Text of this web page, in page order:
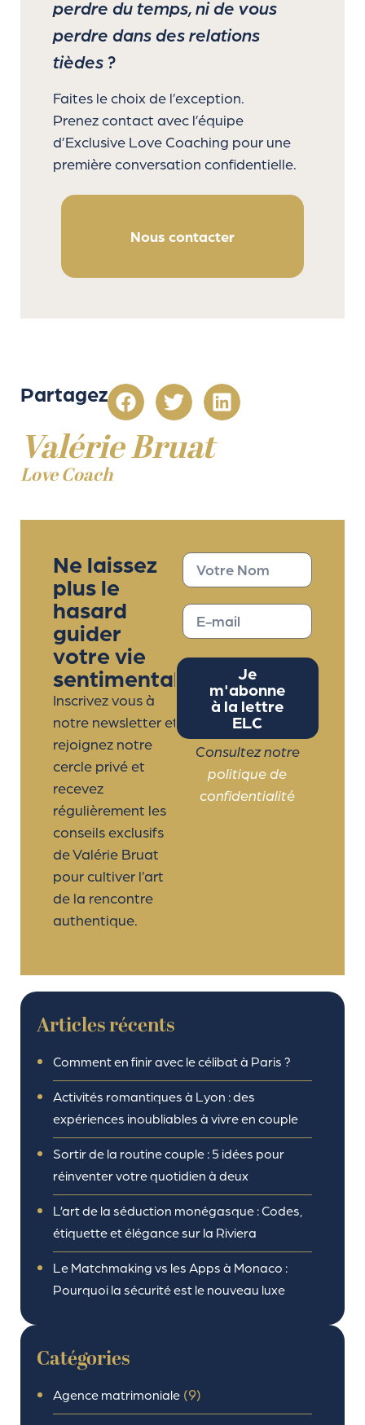
perdre du temps, ni de vous
perdre dans des relations
tièdes ?
Faites le choix de l’exception.
Prenez contact avec l’équipe
d’Exclusive Love Coaching pour une
première conversation confidentielle.
Nous contacter
Partagez
Valérie Bruat
Love Coach
Ne laissez
plus le
hasard
guider
votre vie
sentimentale
Inscrivez vous à
notre newsletter et
rejoignez notre
cercle privé et
recevez
régulièrement les
conseils exclusifs
de Valérie Bruat
pour cultiver l’art
de la rencontre
authentique.
Je
m'abonne
à la lettre
ELC
Consultez notre
politique de
confidentialité
Articles récents
Comment en finir avec le célibat à Paris ?
Activités romantiques à Lyon : des
expériences inoubliables à vivre en couple
Sortir de la routine couple : 5 idées pour
réinventer votre quotidien à deux
L’art de la séduction monégasque : Codes,
étiquette et élégance sur la Riviera
Le Matchmaking vs les Apps à Monaco :
Pourquoi la sécurité est le nouveau luxe
Catégories
Agence matrimoniale (9)